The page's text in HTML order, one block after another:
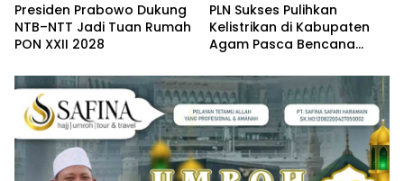
Presiden Prabowo Dukung
NTB–NTT Jadi Tuan Rumah
PON XXII 2028
PLN Sukses Pulihkan
Kelistrikan di Kabupaten
Agam Pasca Bencana